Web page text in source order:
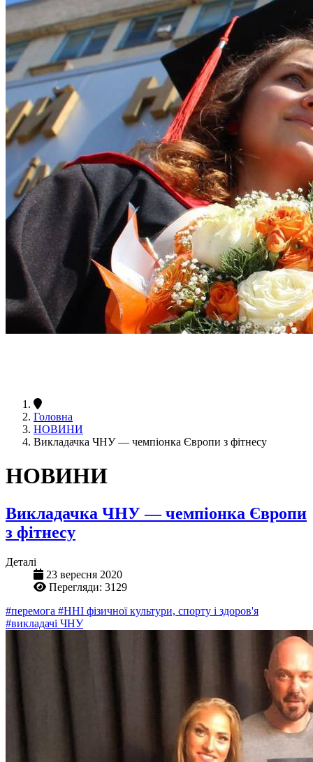
Головна
НОВИНИ
Викладачка ЧНУ — чемпіонка Європи з фітнесу
НОВИНИ
Викладачка ЧНУ — чемпіонка Європи
з фітнесу
Деталі
23 вересня 2020
Перегляди: 3129
#перемога #ННІ фізичної культури, спорту і здоров'я
#викладачі ЧНУ